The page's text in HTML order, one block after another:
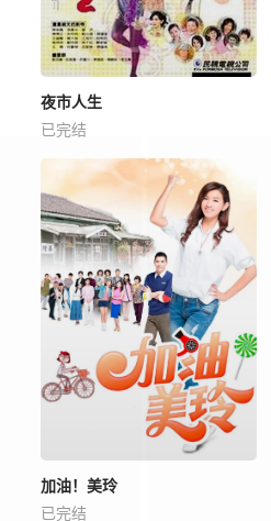
夜市人生
已完结
加油！美玲
已完结